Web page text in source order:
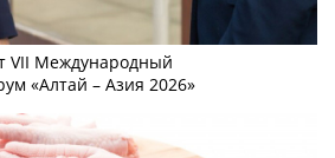
VII Международный
«Алтай – Азия 2026»